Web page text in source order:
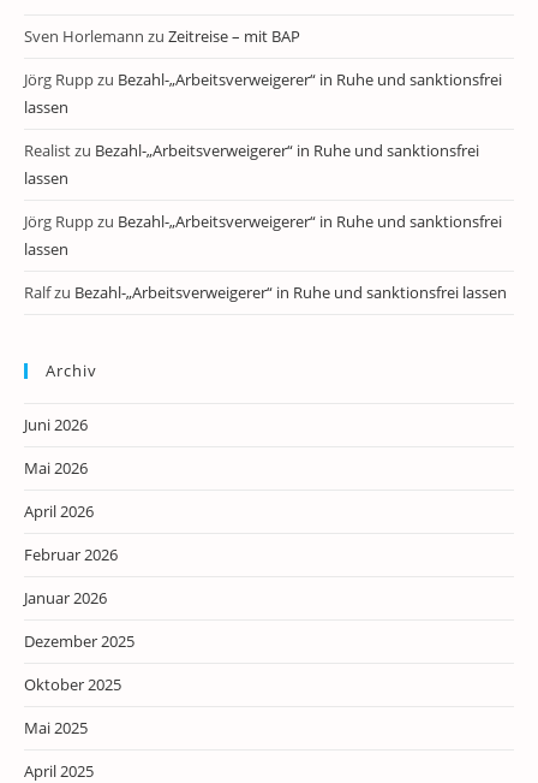
Sven Horlemann zu Zeitreise – mit BAP
Jörg Ruppzu Bezahl-„Arbeitsverweigerer“ in Ruhe und sanktionsfrei
lassen
Realistzu Bezahl-„Arbeitsverweigerer“ in Ruhe und sanktionsfrei
lassen
Jörg Ruppzu Bezahl-„Arbeitsverweigerer“ in Ruhe und sanktionsfrei
lassen
Ralfzu Bezahl-„Arbeitsverweigerer“ in Ruhe und sanktionsfrei lassen
Archiv
Juni 2026
Mai 2026
April 2026
Februar 2026
Januar 2026
Dezember 2025
Oktober 2025
Mai 2025
April 2025